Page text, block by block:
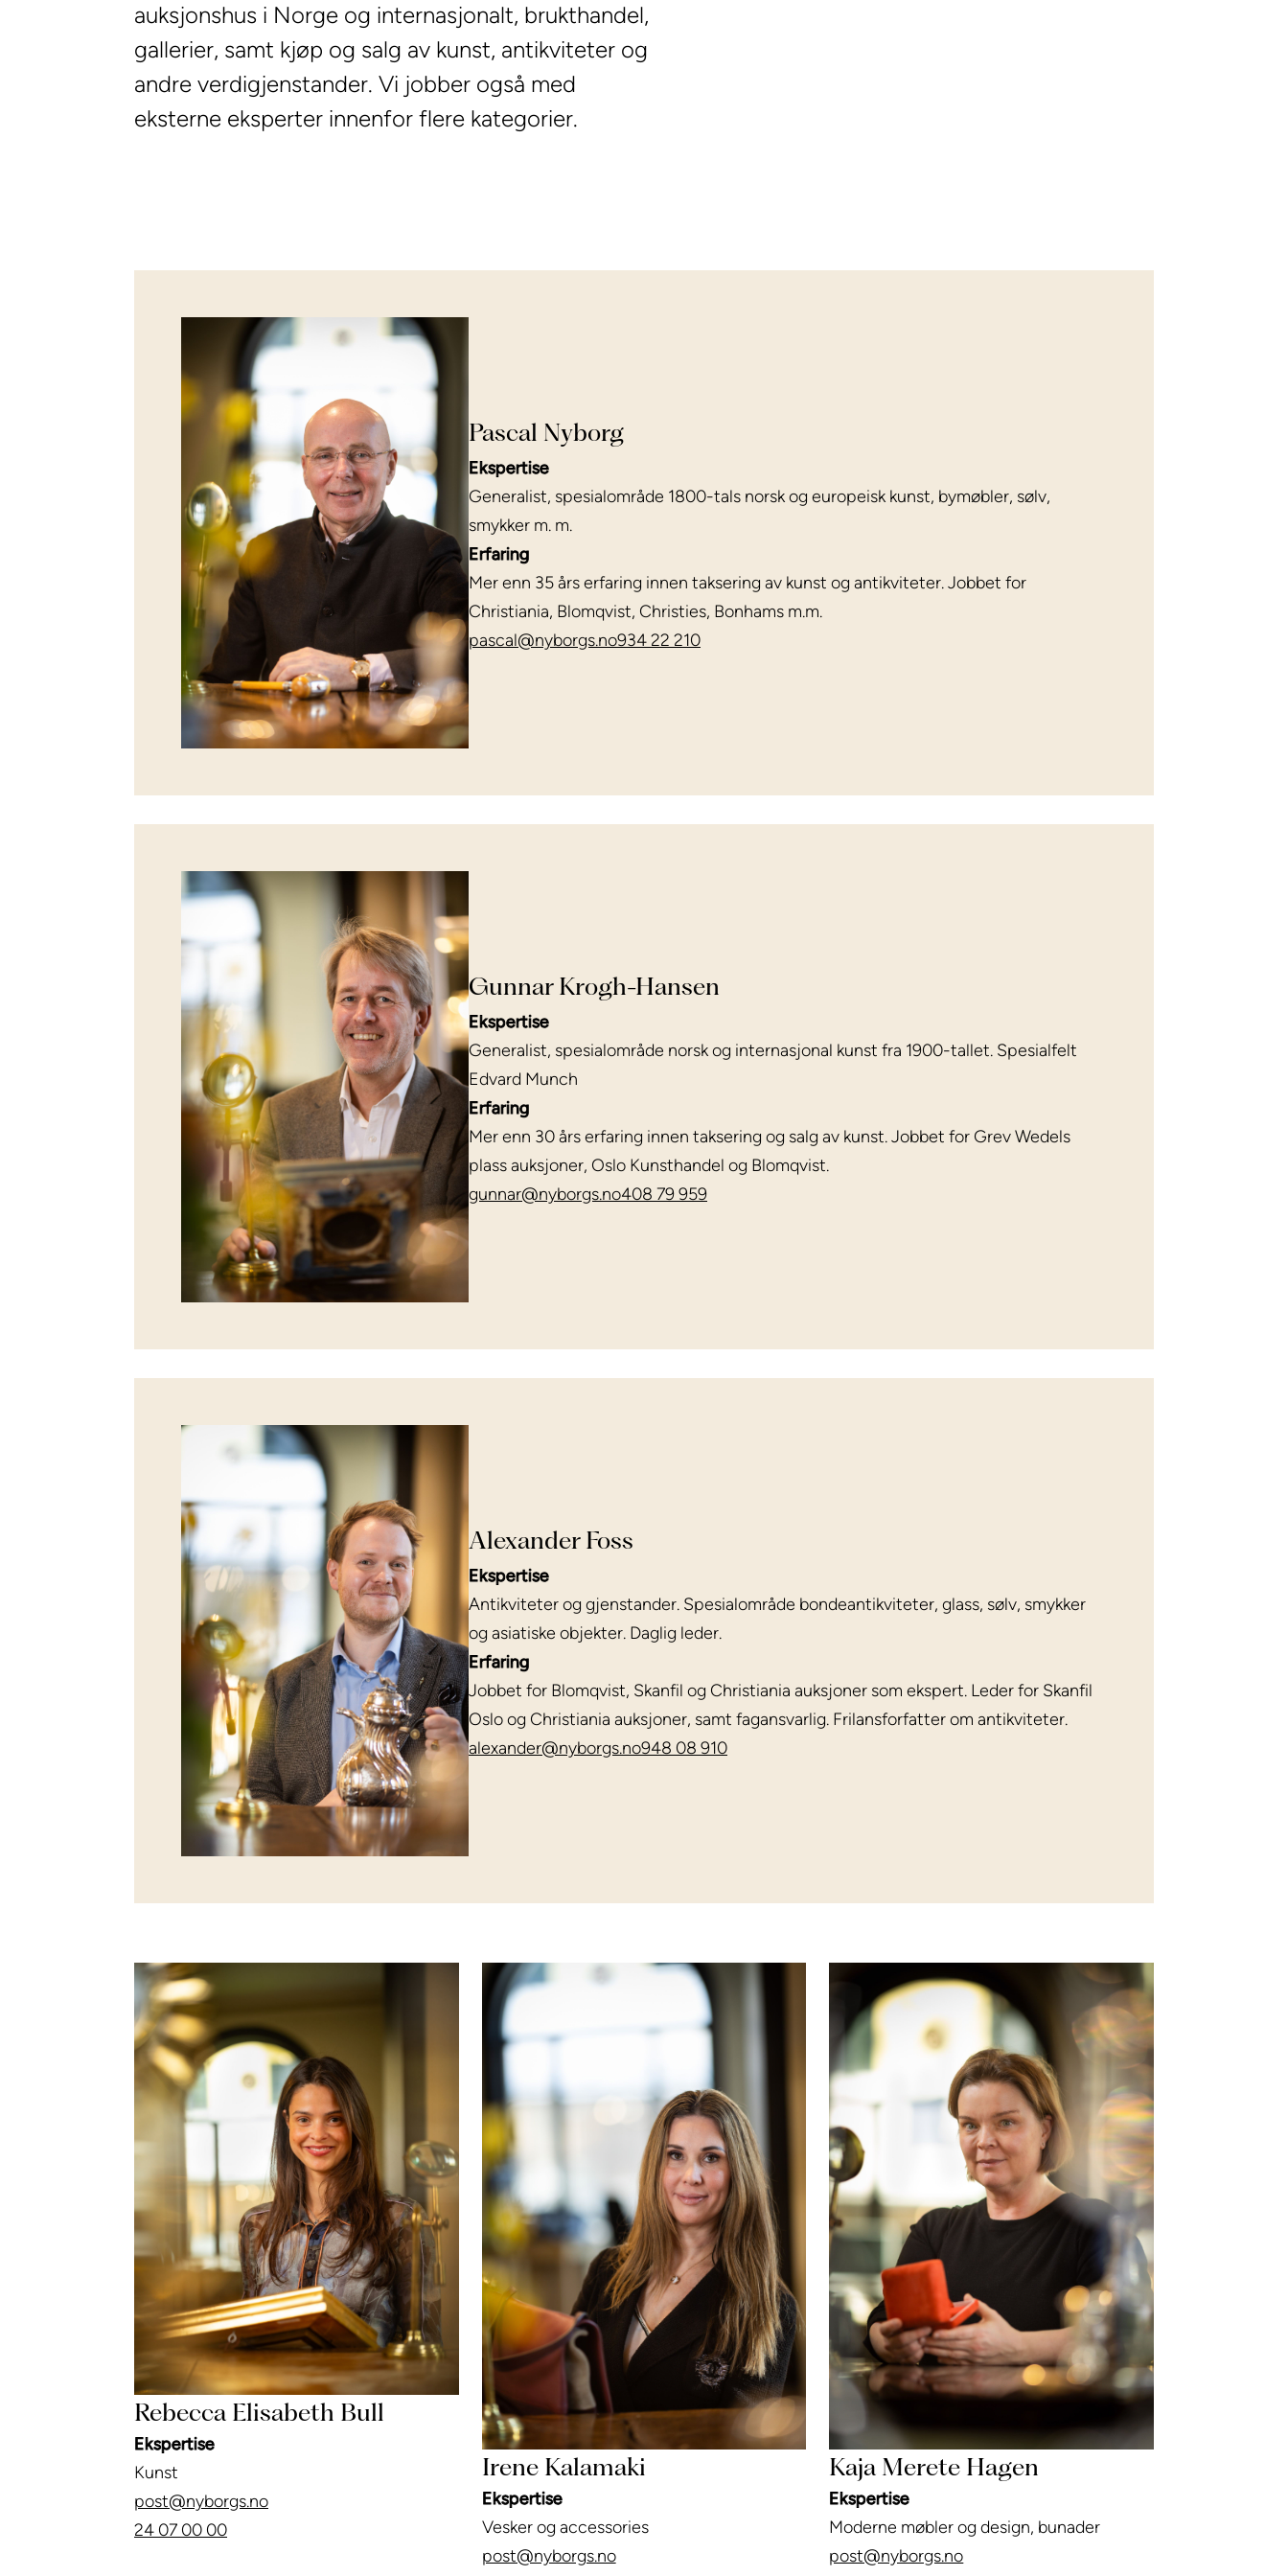
auksjonshus i Norge og internasjonalt, brukthandel,
gallerier, samt kjøp og salg av kunst, antikviteter og
andre verdigjenstander. Vi jobber også med
eksterne eksperter innenfor flere kategorier.
Pascal Nyborg
Ekspertise
Generalist, spesialområde 1800-tals norsk og europeisk kunst, bymøbler, sølv,
smykker m. m.
Erfaring
Mer enn 35 års erfaring innen taksering av kunst og antikviteter. Jobbet for
Christiania, Blomqvist, Christies, Bonhams m.m.
pascal@nyborgs.no934 22 210
Gunnar Krogh-Hansen
Ekspertise
Generalist, spesialområde norsk og internasjonal kunst fra 1900-tallet. Spesialfelt
Edvard Munch
Erfaring
Mer enn 30 års erfaring innen taksering og salg av kunst. Jobbet for Grev Wedels
plass auksjoner, Oslo Kunsthandel og Blomqvist.
gunnar@nyborgs.no408 79 959
Alexander Foss
Ekspertise
Antikviteter og gjenstander. Spesialområde bondeantikviteter, glass, sølv, smykker
og asiatiske objekter. Daglig leder.
Erfaring
Jobbet for Blomqvist, Skanfil og Christiania auksjoner som ekspert. Leder for Skanfil
Oslo og Christiania auksjoner, samt fagansvarlig. Frilansforfatter om antikviteter.
alexander@nyborgs.no948 08 910
Rebecca Elisabeth Bull
Ekspertise
Kunst
post@nyborgs.no
24 07 00 00
Irene Kalamaki
Ekspertise
Vesker og accessories
post@nyborgs.no
Kaja Merete Hagen
Ekspertise
Moderne møbler og design, bunader
post@nyborgs.no